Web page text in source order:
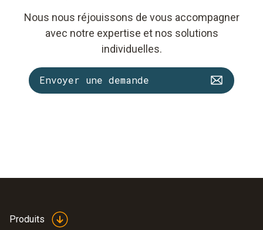
Nous nous réjouissons de vous accompagner
avec notre expertise et nos solutions
individuelles.
Envoyer une demande
Produits